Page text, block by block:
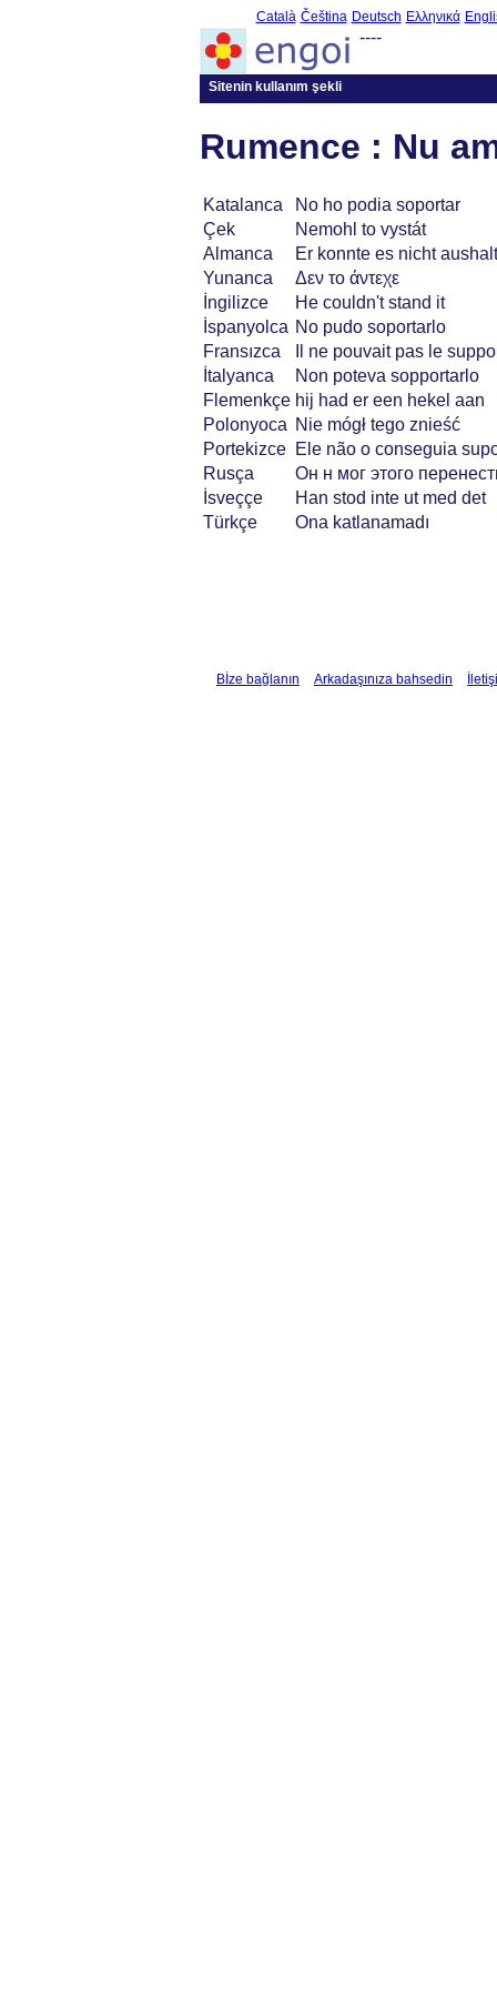
Català Čeština Deutsch Ελληνικά
----
Sitenin kullanım şekli
Rumence : Nu
Katalanca
No ho podia soportar
Çek
Nemohl to vystát
Almanca
Er konnte es nicht
Yunanca
Δεν το άντεχε
İngilizce
He couldn't stand it
İspanyolca No pudo soportarlo
Fransızca
Il ne pouvait pas le
İtalyanca
Non poteva sopportarlo
Flemenkçe hij had er een hekel aan
Polonyoca Nie mógł tego znieść
Portekizce Ele não o conseguia
Rusça
Он н мог этого
İsveççe
Han stod inte ut med det
Türkçe
Ona katlanamadı
Bİze bağlanın Arkadaşınıza bahsedin